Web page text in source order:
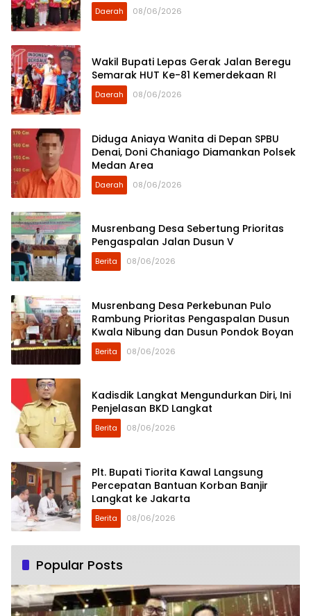
Daerah 08/06/2026
Wakil Bupati Lepas Gerak Jalan Beregu
Semarak HUT Ke-81 Kemerdekaan RI
Daerah 08/06/2026
Diduga Aniaya Wanita di Depan SPBU
Denai, Doni Chaniago Diamankan Polsek
Medan Area
Daerah 08/06/2026
Musrenbang Desa Sebertung Prioritas
Pengaspalan Jalan Dusun V
Berita 08/06/2026
Musrenbang Desa Perkebunan Pulo
Rambung Prioritas Pengaspalan Dusun
Kwala Nibung dan Dusun Pondok Boyan
Berita 08/06/2026
Kadisdik Langkat Mengundurkan Diri, Ini
Penjelasan BKD Langkat
Berita 08/06/2026
Plt. Bupati Tiorita Kawal Langsung
Percepatan Bantuan Korban Banjir
Langkat ke Jakarta
Berita 08/06/2026
Popular Posts